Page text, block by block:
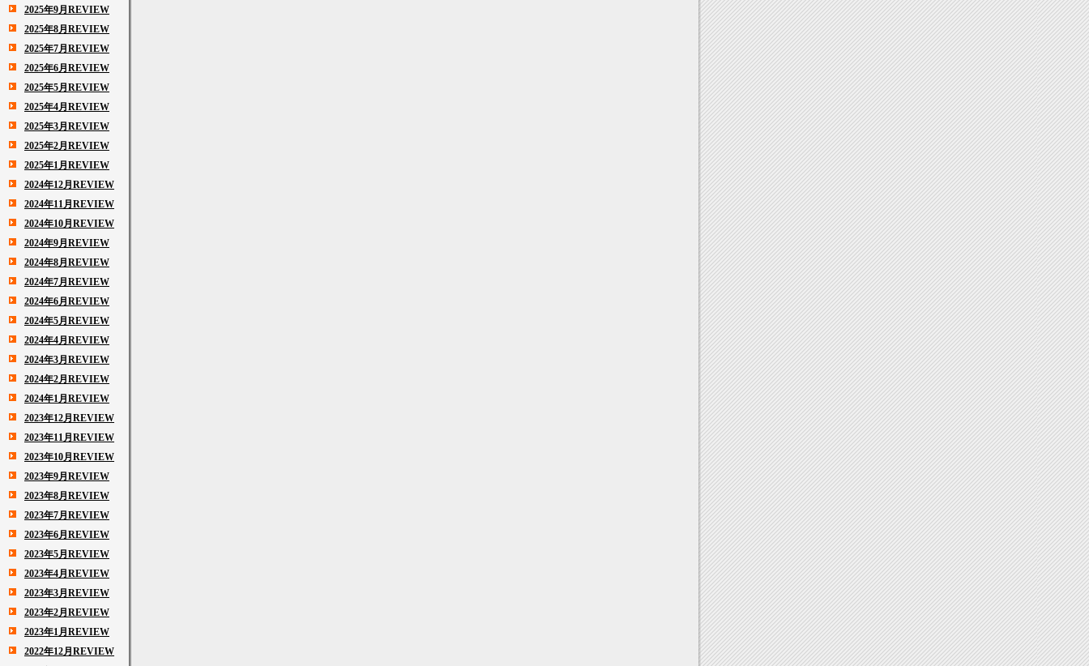
2025年9月REVIEW
2025年8月REVIEW
2025年7月REVIEW
2025年6月REVIEW
2025年5月REVIEW
2025年4月REVIEW
2025年3月REVIEW
2025年2月REVIEW
2025年1月REVIEW
2024年12月REVIEW
2024年11月REVIEW
2024年10月REVIEW
2024年9月REVIEW
2024年8月REVIEW
2024年7月REVIEW
2024年6月REVIEW
2024年5月REVIEW
2024年4月REVIEW
2024年3月REVIEW
2024年2月REVIEW
2024年1月REVIEW
2023年12月REVIEW
2023年11月REVIEW
2023年10月REVIEW
2023年9月REVIEW
2023年8月REVIEW
2023年7月REVIEW
2023年6月REVIEW
2023年5月REVIEW
2023年4月REVIEW
2023年3月REVIEW
2023年2月REVIEW
2023年1月REVIEW
2022年12月REVIEW